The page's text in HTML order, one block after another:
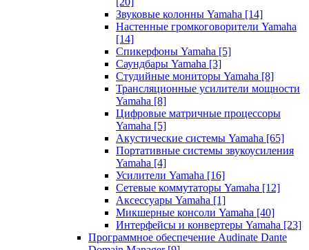
Звуковые колонны Yamaha [14]
Настенные громкоговорители Yamaha
[14]
Спикерфоны Yamaha [5]
Саундбары Yamaha [3]
Студийные мониторы Yamaha [8]
Трансляционные усилители мощности
Yamaha [8]
Цифровые матричные процессоры
Yamaha [5]
Акустические системы Yamaha [65]
Портативные системы звукоусиления
Yamaha [4]
Усилители Yamaha [16]
Сетевые коммутаторы Yamaha [12]
Аксессуары Yamaha [1]
Микшерные консоли Yamaha [40]
Интерфейсы и конвертеры Yamaha [23]
Программное обеспечение Audinate Dante